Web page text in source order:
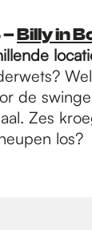
Billy in
de
Zes
los?